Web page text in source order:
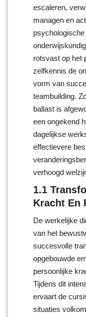
escaleren,
managen en
rotsvast op het
zelfkennis de
vorm van
teambuilding.
ballast is
een ongekend
dagelijkse
effectievere
verhoogd
1.1
Kracht En
De werkelijke
van het
succesvolle
opgebouwde
persoonlijke
Tijdens dit
ervaart de
situaties